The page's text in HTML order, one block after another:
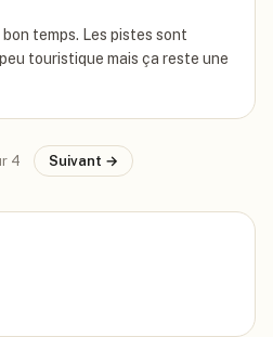
bon temps. Les pistes sont
touristique mais ça reste une
4 Suivant →